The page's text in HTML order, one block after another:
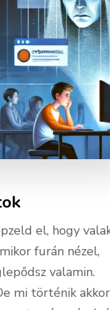
el, hogy
furán nézel,
valamin.
mi történik